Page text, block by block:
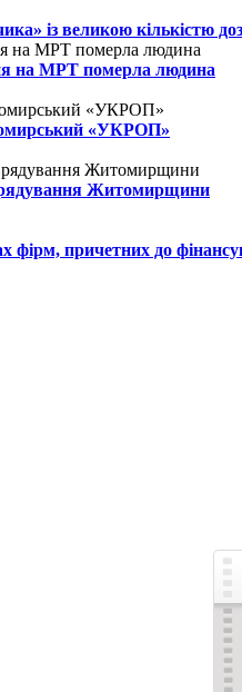
із великою кількістю доз
на МРТ померла людина
«УКРОП»
Житомирщини
причетних до